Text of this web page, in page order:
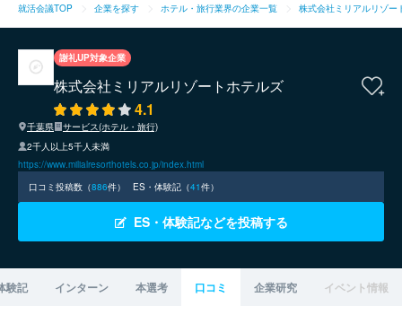
就活会議TOP 企業を探す ホテル・旅行業界の企業一覧 株式会社ミリアルリゾー
謝礼UP対象企業
株式会社ミリアルリゾートホテルズ
4.1
千葉県
サービス(ホテル・旅行)
2千人以上5千人未満
https://www.milialresorthotels.co.jp/index.html
口コミ投稿数（886件） ES・体験記（41件）
ES・体験記などを投稿する
験記 インターン 本選考 口コミ 企業研究 イベント情報